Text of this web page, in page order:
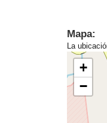
Mapa:
La
+
−